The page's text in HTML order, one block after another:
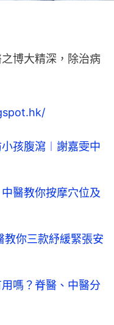
博大精深，除治病
孩腹瀉︱謝嘉雯中
醫教你按摩穴位及
你三款紓緩緊張安
嗎？脊醫、中醫分